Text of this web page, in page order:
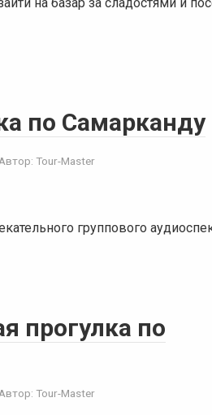
по Самарканду
Автор: Tour-Master
группового
прогулка по
Автор: Tour-Master